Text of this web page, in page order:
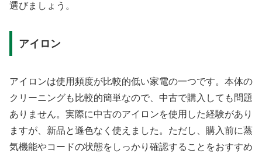
選びましょう。
アイロン
アイロンは使用頻度が比較的低い家電の一つです。本体の
クリーニングも比較的簡単なので、中古で購入しても問題
ありません。実際に中古のアイロンを使用した経験があり
ますが、新品と遜色なく使えました。ただし、購入前に蒸
気機能やコードの状態をしっかり確認することをおすすめ